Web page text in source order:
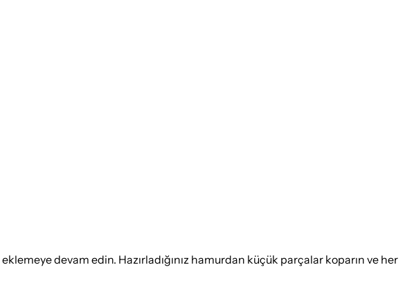
devam edin. Hazırladığınız hamurdan küçük parçalar koparın ve her